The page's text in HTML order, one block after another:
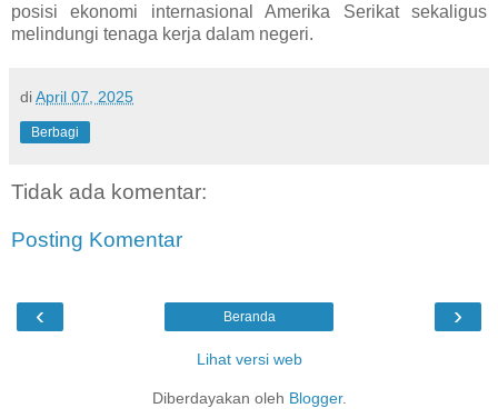
posisi ekonomi internasional Amerika Serikat sekaligus
melindungi tenaga kerja dalam negeri.
diApril 07, 2025
Berbagi
Tidak ada komentar:
Posting Komentar
‹ ›
Beranda
Lihat versi web
Diberdayakan oleh Blogger.